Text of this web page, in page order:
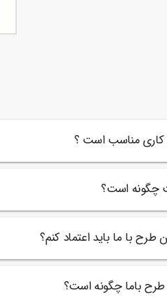
مناسب است ؟
چگونه است؟
طرح با ما باید اعتماد کنم؟
باما چگونه است؟